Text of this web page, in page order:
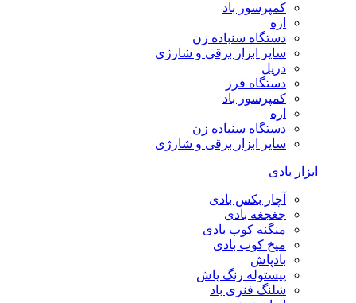
کمپرسور باد
اره
دستگاه سنباده زن
سایر ابزار برقی و شارژی
دریل
دستگاه فرز
کمپرسور باد
اره
دستگاه سنباده زن
سایر ابزار برقی و شارژی
ابزار بادی
آچار بکس بادی
جغجغه بادی
منگنه کوب بادی
میخ کوب بادی
بادپاش
پیستوله رنگ پاش
شلنگ فنری باد